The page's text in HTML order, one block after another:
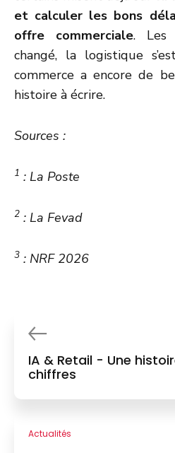
et calculer les bons
offre commerciale. Les
changé, la logistique
commerce a encore de
histoire à écrire.
Sources :
1 : La Poste
2 : La Fevad
3 : NRF 2026
IA & Retail - Une
chiffres
Actualités